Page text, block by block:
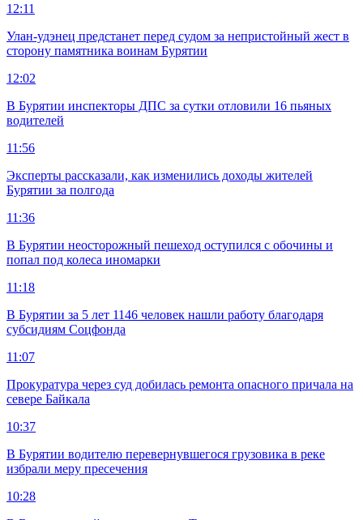
12:11
Улан-удэнец предстанет перед судом за непристойный жест в
сторону памятника воинам Бурятии
12:02
В Бурятии инспекторы ДПС за сутки отловили 16 пьяных
водителей
11:56
Эксперты рассказали, как изменились доходы жителей
Бурятии за полгода
11:36
В Бурятии неосторожный пешеход оступился с обочины и
попал под колеса иномарки
11:18
В Бурятии за 5 лет 1146 человек нашли работу благодаря
субсидиям Соцфонда
11:07
Прокуратура через суд добилась ремонта опасного причала на
севере Байкала
10:37
В Бурятии водителю перевернувшегося грузовика в реке
избрали меру пресечения
10:28